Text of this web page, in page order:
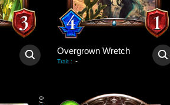
Overgrown Wretch
Trait : -
0
/